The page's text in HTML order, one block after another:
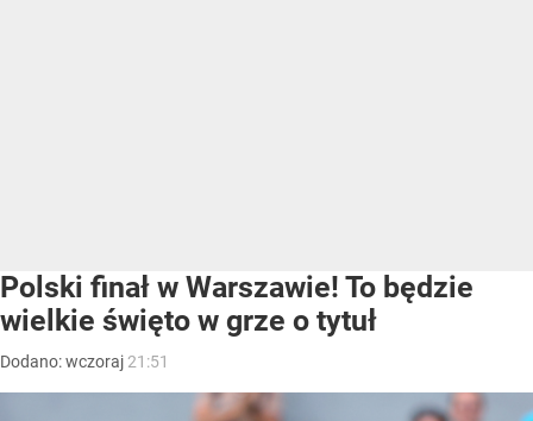
Polski finał w Warszawie! To będzie
wielkie święto w grze o tytuł
Dodano:wczoraj 21:51